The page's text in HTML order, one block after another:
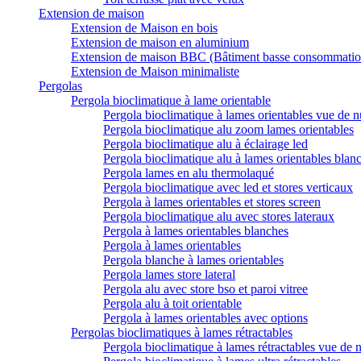
Extension de maison
Extension de Maison en bois
Extension de maison en aluminium
Extension de maison BBC (Bâtiment basse
Extension de Maison minimaliste
Pergolas
Pergola bioclimatique à lame orientable
Pergola bioclimatique à lames orientables vue de
Pergola bioclimatique alu zoom lames orientables
Pergola bioclimatique alu à éclairage led
Pergola bioclimatique alu à lames orientables
Pergola lames en alu thermolaqué
Pergola bioclimatique avec led et stores verticaux
Pergola à lames orientables et stores screen
Pergola bioclimatique alu avec stores lateraux
Pergola à lames orientables blanches
Pergola à lames orientables
Pergola blanche à lames orientables
Pergola lames store lateral
Pergola alu avec store bso et paroi vitree
Pergola alu à toit orientable
Pergola à lames orientables avec options
Pergolas bioclimatiques à lames rétractables
Pergola bioclimatique à lames rétractables vue de